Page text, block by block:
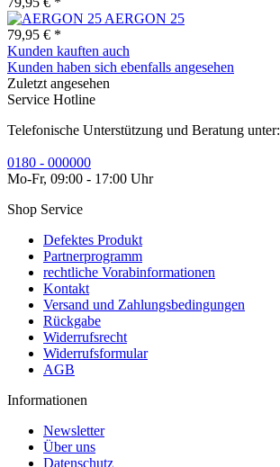
AERGON 25
79,95 € *
Kunden kauften auch
Kunden haben sich ebenfalls angesehen
Zuletzt angesehen
Service Hotline
Telefonische Unterstützung und Beratung unter:
0180 - 000000
Mo-Fr, 09:00 - 17:00 Uhr
Shop Service
Defektes Produkt
Partnerprogramm
rechtliche Vorabinformationen
Kontakt
Versand und Zahlungsbedingungen
Rückgabe
Widerrufsrecht
Widerrufsformular
AGB
Informationen
Newsletter
Über uns
Datenschutz